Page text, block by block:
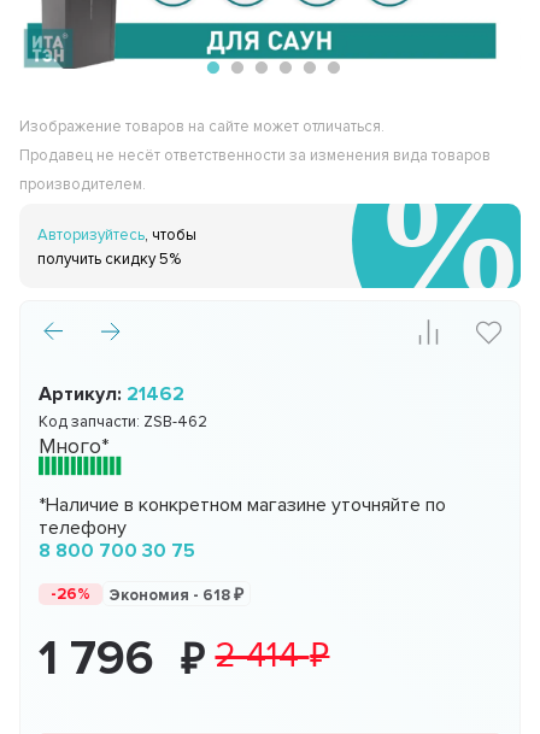
Изображение товаров на сайте может отличаться.
Продавец не несёт ответственности за изменения вида товаров
производителем.
Авторизуйтесь, чтобы
получить скидку 5%
Артикул: 21462
Код запчасти: ZSB-462
Много*
*Наличие в конкретном магазине уточняйте по
телефону
8 800 700 30 75
-26% Экономия - 618
1 796 2 414